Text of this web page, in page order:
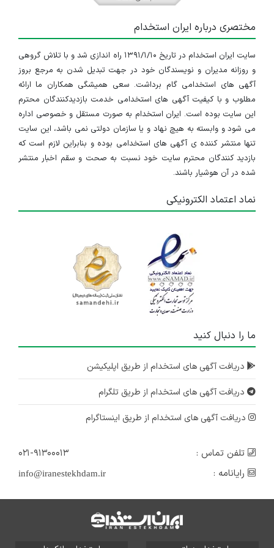
مختصری درباره ایران استخدام
سایت ایران استخدام در تاریخ ۱۳۹۱/۱/۱۰ راه اندازی شد و با تلاش گروهی
و روزانه مدیران و نویسندگان خود در جهت تبدیل شدن به مرجع بروز
آگهی های استخدامی گام برداشت. سعی همیشگی همکاران ما ارائه
مطلوب و با کیفیت آگهی های استخدامی خدمت بازدیدکنندگان محترم
این سایت بوده است. ایران استخدام به صورت مستقل و خصوصی اداره
می شود و وابسته به هیچ نهاد و یا سازمان دولتی نمی باشد، این سایت
تنها منتشر کننده ی آگهی های استخدامی بوده و بنابراین لازم است که
بازدید کنندگان محترم سایت خود نسبت به صحت و سقم اخبار منتشر
شده در آن هوشیار باشند.
نماد اعتماد الکترونیکی
ما را دنبال کنید
دریافت آگهی های استخدام از طریق اپلیکیشن
دریافت آگهی های استخدام از طریق تلگرام
دریافت آگهی های استخدام از طریق اینستاگرام
تلفن تماس :
۰۲۱-۹۱۳۰۰۰۱۳
رایانامه :
info@iranestekhdam.ir